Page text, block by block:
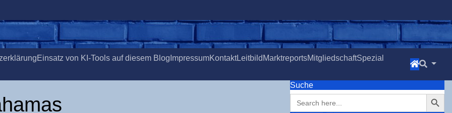
Ein­satz von KI-Tools auf die­sem Blog Impres­sumKon­taktLeit­bild Markt­re­portsMit­glied­schaftSpe­zi­al
Suche
Search
for:
Search Button